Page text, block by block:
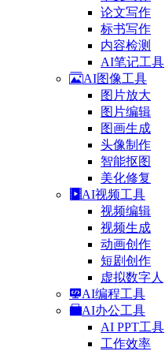
论文写作
标书写作
内容检测
AI笔记工具
AI图像工具
图片放大
图片编辑
图画生成
头像制作
智能抠图
美化修复
AI视频工具
视频编辑
视频生成
动画创作
短剧创作
虚拟数字人
AI编程工具
AI办公工具
AI PPT工具
工作效率